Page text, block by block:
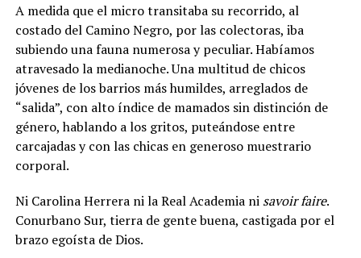
A medida que el micro transitaba su recorrido, al
costado del Camino Negro, por las colectoras, iba
subiendo una fauna numerosa y peculiar. Habíamos
atravesado la medianoche. Una multitud de chicos
jóvenes de los barrios más humildes, arreglados de
“salida”, con alto índice de mamados sin distinción de
género, hablando a los gritos, puteándose entre
carcajadas y con las chicas en generoso muestrario
corporal.
Ni Carolina Herrera ni la Real Academia ni savoir faire.
Conurbano Sur, tierra de gente buena, castigada por el
brazo egoísta de Dios.